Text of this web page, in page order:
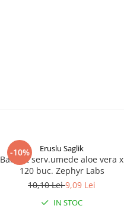
-10% Eruslu Saglik
BabyFit serv.umede aloe vera x
120 buc. Zephyr Labs
10,10 Lei9,09 Lei
IN STOC